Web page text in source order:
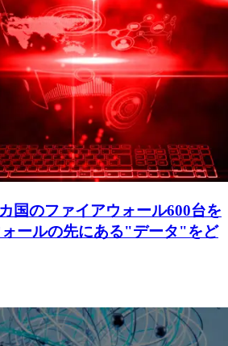
国のファイアウォール600台を
ールの先にある"データ"をど